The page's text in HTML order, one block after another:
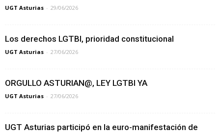
UGT Asturias - 29/06/2026
Los derechos LGTBI, prioridad constitucional
UGT Asturias - 27/06/2026
ORGULLO ASTURIAN@, LEY LGTBI YA
UGT Asturias - 27/06/2026
UGT Asturias participó en la euro-manifestación de